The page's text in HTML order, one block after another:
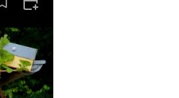
Aus den Lesezeichen entfernen
Zum Kalender hinzufügen